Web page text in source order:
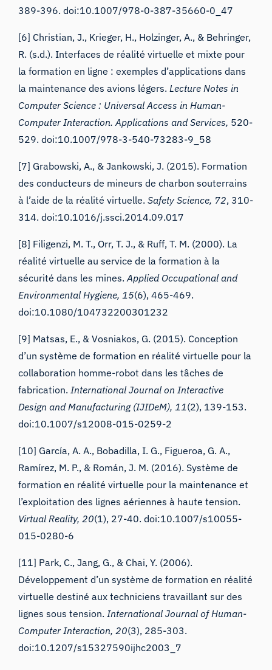
389-396. doi:10.1007/978-0-387-35660-0_47
[6] Christian, J., Krieger, H., Holzinger, A., & Behringer,
R. (s.d.). Interfaces de réalité virtuelle et mixte pour
la formation en ligne : exemples d’applications dans
la maintenance des avions légers. Lecture Notes in
Computer Science : Universal Access in Human-
Computer Interaction. Applications and Services, 520-
529. doi:10.1007/978-3-540-73283-9_58
[7] Grabowski, A., & Jankowski, J. (2015). Formation
des conducteurs de mineurs de charbon souterrains
à l’aide de la réalité virtuelle.Safety Science, 72, 310-
314. doi:10.1016/j.ssci.2014.09.017
[8] Filigenzi, M. T., Orr, T. J., & Ruff, T. M. (2000). La
réalité virtuelle au service de la formation à la
sécurité dans les mines.Applied Occupational and
Environmental Hygiene, 15(6), 465-469.
doi:10.1080/104732200301232
[9] Matsas, E., & Vosniakos, G. (2015). Conception
d’un système de formation en réalité virtuelle pour la
collaboration homme-robot dans les tâches de
fabrication. International Journal on Interactive
Design and Manufacturing (IJIDeM), 11(2), 139-153.
doi:10.1007/s12008-015-0259-2
[10] García, A. A., Bobadilla, I. G., Figueroa, G. A.,
Ramírez, M. P., & Román, J. M. (2016). Système de
formation en réalité virtuelle pour la maintenance et
l’exploitation des lignes aériennes à haute tension.
Virtual Reality, 20(1), 27-40. doi:10.1007/s10055-
015-0280-6
[11] Park, C., Jang, G., & Chai, Y. (2006).
Développement d’un système de formation en réalité
virtuelle destiné aux techniciens travaillant sur des
lignes sous tension. International Journal of Human-
Computer Interaction, 20(3), 285-303.
doi:10.1207/s15327590ijhc2003_7